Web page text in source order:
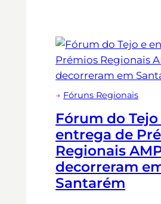
→ Fóruns Regionais
Fórum do Tejo
entrega de
Regionais
decorreram
Santarém